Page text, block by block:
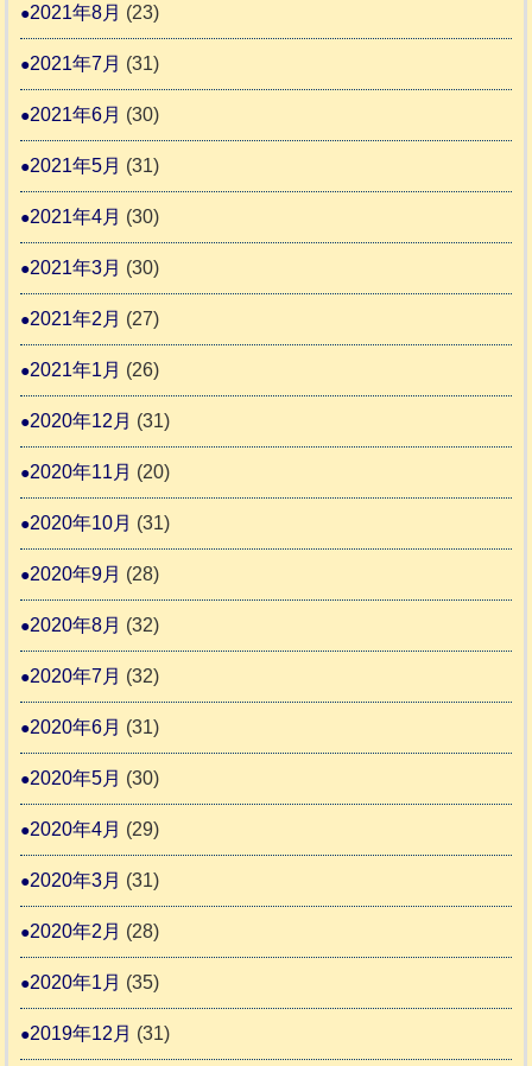
2021年8月 (23)
2021年7月 (31)
2021年6月 (30)
2021年5月 (31)
2021年4月 (30)
2021年3月 (30)
2021年2月 (27)
2021年1月 (26)
2020年12月 (31)
2020年11月 (20)
2020年10月 (31)
2020年9月 (28)
2020年8月 (32)
2020年7月 (32)
2020年6月 (31)
2020年5月 (30)
2020年4月 (29)
2020年3月 (31)
2020年2月 (28)
2020年1月 (35)
2019年12月 (31)